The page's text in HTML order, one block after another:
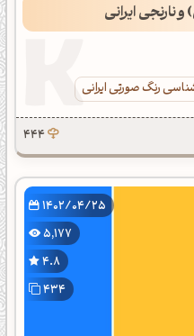
نارنجی ایرانی
رنگ صورتی ایرانی
444
1402/04/25
5,177
4.8
434